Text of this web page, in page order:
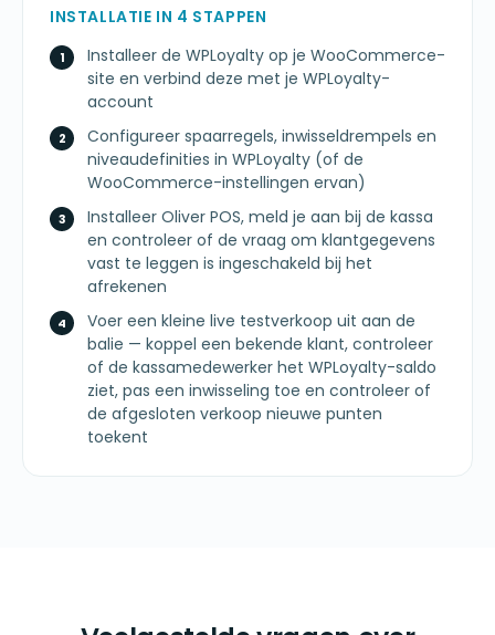
INSTALLATIE IN 4 STAPPEN
Installeer de WPLoyalty op je WooCommerce-
site en verbind deze met je WPLoyalty-
account
Configureer spaarregels, inwisseldrempels en
niveaudefinities in WPLoyalty (of de
WooCommerce-instellingen ervan)
Installeer Oliver POS, meld je aan bij de kassa
en controleer of de vraag om klantgegevens
vast te leggen is ingeschakeld bij het
afrekenen
Voer een kleine live testverkoop uit aan de
balie — koppel een bekende klant, controleer
of de kassamedewerker het WPLoyalty-saldo
ziet, pas een inwisseling toe en controleer of
de afgesloten verkoop nieuwe punten
toekent